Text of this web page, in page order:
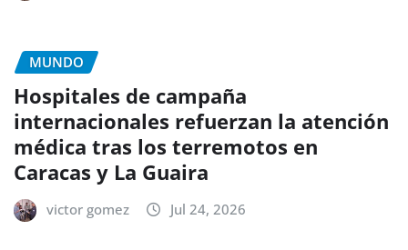
MUNDO
Hospitales de campaña
internacionales refuerzan la atención
médica tras los terremotos en
Caracas y La Guaira
victor gomez Jul 24, 2026